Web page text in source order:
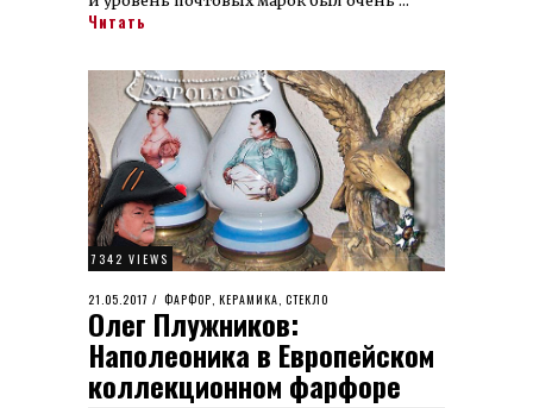
Читать
7342 VIEWS
POSTED
ON
21.05.2017 03.09.2023
ФАРФОР, КЕРАМИКА, СТЕКЛО
Олег Плужников:
Наполеоника в Европейском
коллекционном фарфоре